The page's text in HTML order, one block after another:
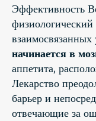
Эффективность
взаимосвязанных
начинается в
аппетита,
Лекарство
барьер и
отвечающие за